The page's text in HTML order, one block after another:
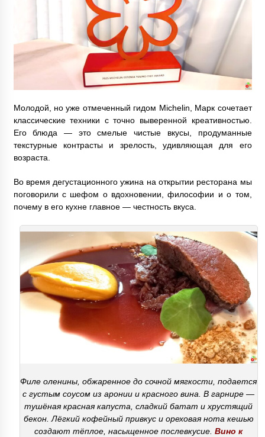
Молодой, но уже отмеченный гидом Michelin, Марк сочетает
классические техники с точно выверенной креативностью.
Его блюда — это смелые чистые вкусы, продуманные
текстурные контрасты и зрелость, удивляющая для его
возраста.
Во время дегустационного ужина на открытии ресторана мы
поговорили с шефом о вдохновении, философии и о том,
почему в его кухне главное — честность вкуса.
Филе оленины, обжаренное до сочной мягкости, подается
с густым соусом из аронии и красного вина. В гарнире —
тушёная красная капуста, сладкий батат и хрустящий
бекон. Лёгкий кофейный привкус и ореховая нота кешью
создают тёплое, насыщенное послевкусие. Вино к